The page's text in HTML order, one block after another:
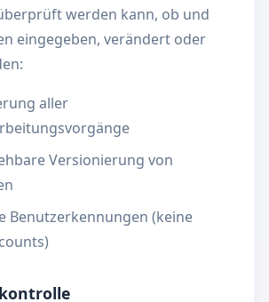
werden kann, ob und
eingegeben, verändert oder
aller
Versionierung von
Benutzerkennungen (keine